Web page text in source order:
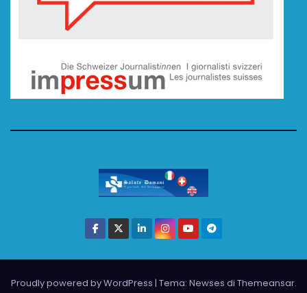
Proudly powered by WordPress | Tema: Newses di Themeansar.